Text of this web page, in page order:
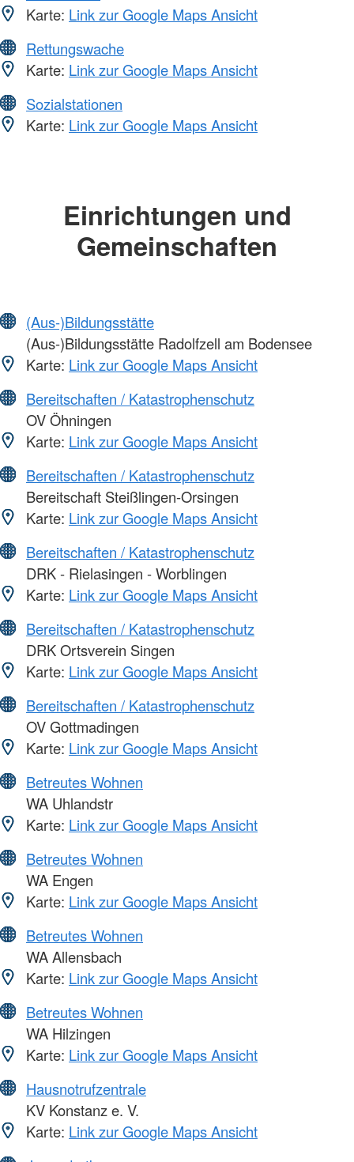
Karte: Link zur Google Maps Ansicht
Rettungswache
Karte: Link zur Google Maps Ansicht
Sozialstationen
Karte: Link zur Google Maps Ansicht
Einrichtungen und
Gemeinschaften
(Aus-)Bildungsstätte
(Aus-)Bildungsstätte Radolfzell am Bodensee
Karte: Link zur Google Maps Ansicht
Bereitschaften / Katastrophenschutz
OV Öhningen
Karte: Link zur Google Maps Ansicht
Bereitschaften / Katastrophenschutz
Bereitschaft Steißlingen-Orsingen
Karte: Link zur Google Maps Ansicht
Bereitschaften / Katastrophenschutz
DRK - Rielasingen - Worblingen
Karte: Link zur Google Maps Ansicht
Bereitschaften / Katastrophenschutz
DRK Ortsverein Singen
Karte: Link zur Google Maps Ansicht
Bereitschaften / Katastrophenschutz
OV Gottmadingen
Karte: Link zur Google Maps Ansicht
Betreutes Wohnen
WA Uhlandstr
Karte: Link zur Google Maps Ansicht
Betreutes Wohnen
WA Engen
Karte: Link zur Google Maps Ansicht
Betreutes Wohnen
WA Allensbach
Karte: Link zur Google Maps Ansicht
Betreutes Wohnen
WA Hilzingen
Karte: Link zur Google Maps Ansicht
Hausnotrufzentrale
KV Konstanz e. V.
Karte: Link zur Google Maps Ansicht